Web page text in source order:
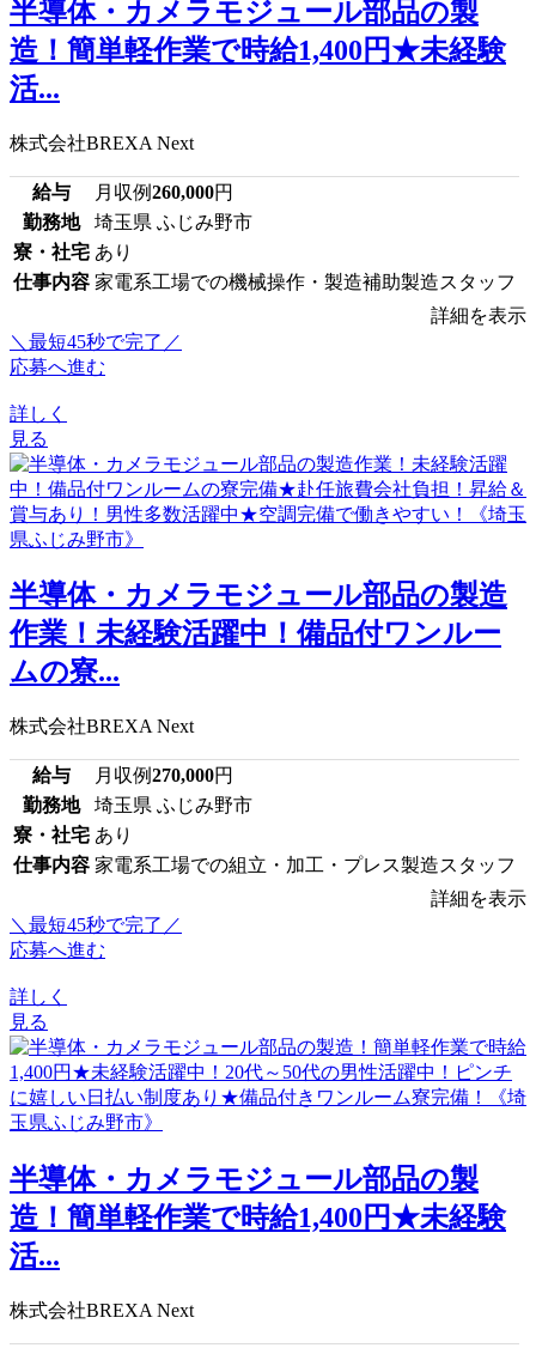
半導体・カメラモジュール部品の製
造！簡単軽作業で時給1,400円★未経験
活...
株式会社BREXA Next
給与 月収例260,000円
勤務地
埼玉県 ふじみ野市
寮・社宅 あり
仕事内容 家電系工場での機械操作・製造補助製造スタッフ
詳細を表示
＼最短45秒で完了／
応募へ進む
詳しく
見る
半導体・カメラモジュール部品の製造
作業！未経験活躍中！備品付ワンルー
ムの寮...
株式会社BREXA Next
給与 月収例270,000円
勤務地
埼玉県 ふじみ野市
寮・社宅 あり
仕事内容 家電系工場での組立・加工・プレス製造スタッフ
詳細を表示
＼最短45秒で完了／
応募へ進む
詳しく
見る
半導体・カメラモジュール部品の製
造！簡単軽作業で時給1,400円★未経験
活...
株式会社BREXA Next